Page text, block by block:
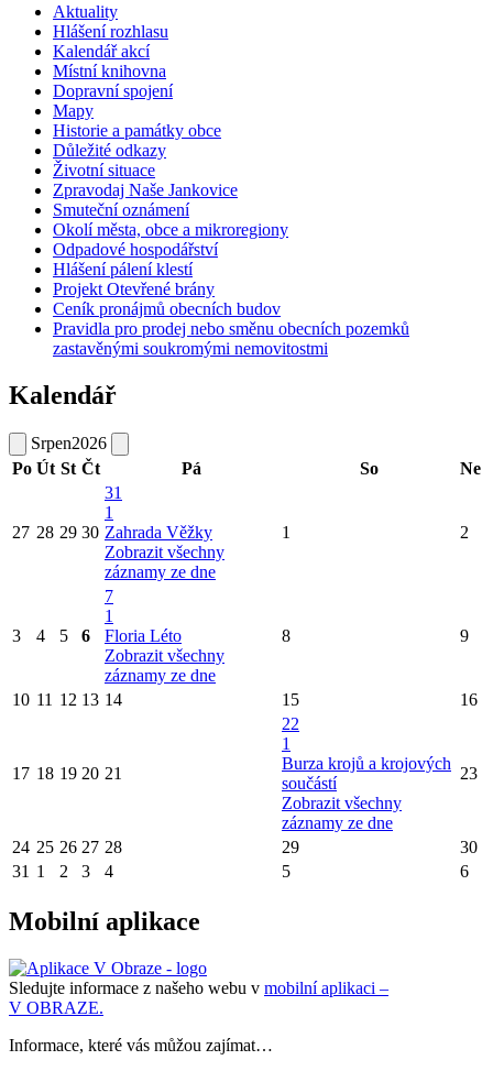
Aktuality
Hlášení rozhlasu
Kalendář akcí
Místní knihovna
Dopravní spojení
Mapy
Historie a památky obce
Důležité odkazy
Životní situace
Zpravodaj Naše Jankovice
Smuteční oznámení
Okolí města, obce a mikroregiony
Odpadové hospodářství
Hlášení pálení klestí
Projekt Otevřené brány
Ceník pronájmů obecních budov
Pravidla pro prodej nebo směnu obecních pozemků
zastavěnými soukromými nemovitostmi
Kalendář
Srpen2026
Po Út St Čt Pá So Ne
27 28 29 30
31
1
Zahrada Věžky
Zobrazit všechny
záznamy ze dne
1 2
3 4 5 6
7
1
Floria Léto
Zobrazit všechny
záznamy ze dne
8 9
10 11 12 13 14 15 16
17 18 19 20 21
22
1
Burza krojů a krojových
součástí
Zobrazit všechny
záznamy ze dne
23
24 25 26 27 28 29
30
31 1 2 3 4 5 6
Mobilní aplikace
Sledujte informace z našeho webu v mobilní aplikaci –
V OBRAZE.
Informace, které vás můžou zajímat…